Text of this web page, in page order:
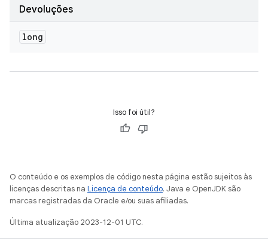
Devoluções
long
Isso foi útil?
O conteúdo e os exemplos de código nesta página estão sujeitos às
licenças descritas na Licença de conteúdo. Java e OpenJDK são
marcas registradas da Oracle e/ou suas afiliadas.
Última atualização 2023-12-01 UTC.